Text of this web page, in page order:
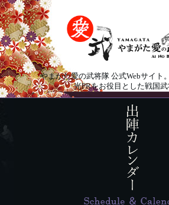
やまがた愛の武将隊 公式Webサイト
光PRをお役目とした戦国武